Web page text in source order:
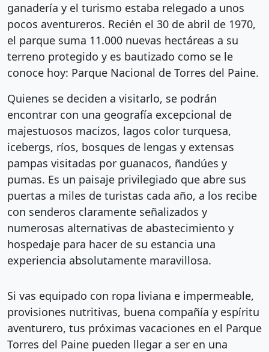
ganadería y el turismo estaba relegado a unos
pocos aventureros. Recién el 30 de abril de 1970,
el parque suma 11.000 nuevas hectáreas a su
terreno protegido y es bautizado como se le
conoce hoy: Parque Nacional de Torres del Paine.
Quienes se deciden a visitarlo, se podrán
encontrar con una geografía excepcional de
majestuosos macizos, lagos color turquesa,
icebergs, ríos, bosques de lengas y extensas
pampas visitadas por guanacos, ñandúes y
pumas. Es un paisaje privilegiado que abre sus
puertas a miles de turistas cada año, a los recibe
con senderos claramente señalizados y
numerosas alternativas de abastecimiento y
hospedaje para hacer de su estancia una
experiencia absolutamente maravillosa.
Si vas equipado con ropa liviana e impermeable,
provisiones nutritivas, buena compañía y espíritu
aventurero, tus próximas vacaciones en el Parque
Torres del Paine pueden llegar a ser en una